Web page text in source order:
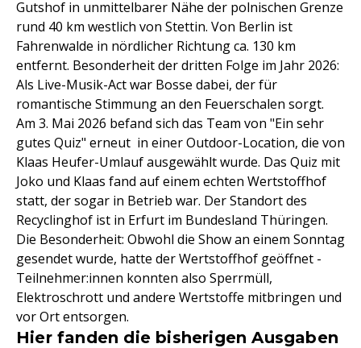
Gutshof in unmittelbarer Nähe der polnischen Grenze
rund 40 km westlich von Stettin. Von Berlin ist
Fahrenwalde in nördlicher Richtung ca. 130 km
entfernt. Besonderheit der dritten Folge im Jahr 2026:
Als Live-Musik-Act war Bosse dabei, der für
romantische Stimmung an den Feuerschalen sorgt.
Am 3. Mai 2026 befand sich das Team von "Ein sehr
gutes Quiz" erneut in einer Outdoor-Location, die von
Klaas Heufer-Umlauf ausgewählt wurde. Das Quiz mit
Joko und Klaas fand auf einem echten Wertstoffhof
statt, der sogar in Betrieb war. Der Standort des
Recyclinghof ist in Erfurt im Bundesland Thüringen.
Die Besonderheit: Obwohl die Show an einem Sonntag
gesendet wurde, hatte der Wertstoffhof geöffnet -
Teilnehmer:innen konnten also Sperrmüll,
Elektroschrott und andere Wertstoffe mitbringen und
vor Ort entsorgen.
Hier fanden die bisherigen Ausgaben